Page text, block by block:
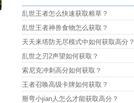
乱世王者怎么快速获取粮草？
乱世王者神兽食物怎么获取？
天天来塔防无尽模式中如何获取高分？
乱世之刃2声望如何获取？
索尼克冲刺高分如何获取？
王者召唤高级卡牌如何获取？
掰弯小jian人怎么才能获取高分？